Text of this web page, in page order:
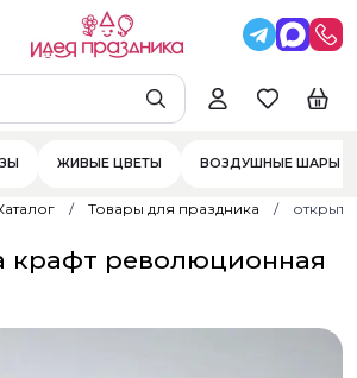
ЖИВЫЕ ЦВЕТЫ ВОЗДУШНЫЕ ШАРЫ
Товары для праздника
крафт революционная